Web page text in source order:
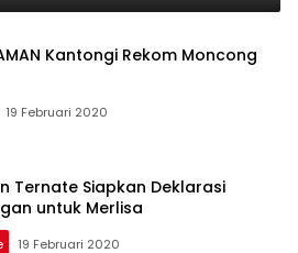
Kantongi Rekom Moncong
19 Februari 2020
Ternate Siapkan Deklarasi
untuk Merlisa
19 Februari 2020